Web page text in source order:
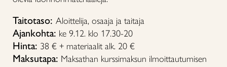
Taitotaso: Aloittelija, osaaja ja taitaja
Ajankohta: ke 9.12. klo 17.30-20
Hinta: 38 € + materiaalit alk. 20 €
Maksutapa: Maksathan kurssimaksun ilmoittautumisen